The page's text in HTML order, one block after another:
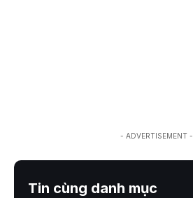
- ADVERTISEMENT -
Tin cùng danh mục